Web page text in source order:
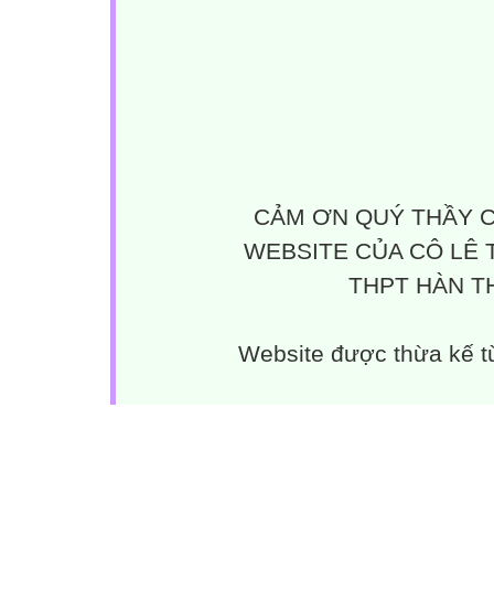
CẢM ƠN QUÝ THẦY
WEBSITE CỦA CÔ LÊ
THPT HÀN
Website được thừa kế